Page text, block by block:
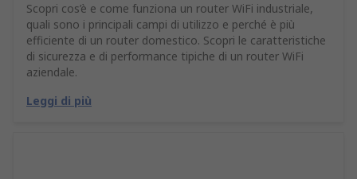
Scopri cos’è e come funziona un router WiFi industriale,
quali sono i principali campi di utilizzo e perché è più
efficiente di un router domestico. Scopri le caratteristiche
di sicurezza e di performance tipiche di un router WiFi
aziendale.
Leggi di più